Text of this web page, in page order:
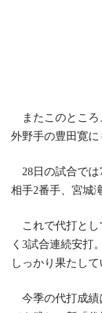
またこのところ
外野手の豊田寛に
28日の試合では
相手2番手、宮城
これで代打とし
く3試合連続安打
しっかり果たして
今季の代打成績